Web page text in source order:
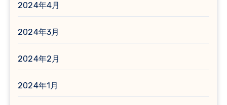
2024年4月
2024年3月
2024年2月
2024年1月